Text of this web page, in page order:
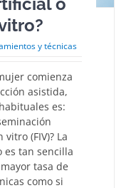
y técnicas
comienza
asistida,
es:
(FIV)? La
es tan sencilla
tasa de
como si